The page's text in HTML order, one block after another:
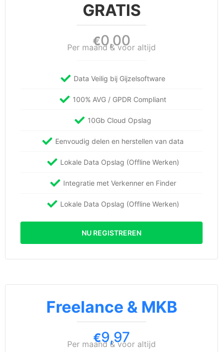
GRATIS
€0,00
Per maand & voor altijd
Data Veilig bij Gijzelsoftware
100% AVG / GPDR Compliant
10Gb Cloud Opslag
Eenvoudig delen en herstellen van data
Lokale Data Opslag (Offline Werken)
Integratie met Verkenner en Finder
Lokale Data Opslag (Offline Werken)
NU REGISTREREN
Freelance & MKB
€9,97
Per maand & voor altijd